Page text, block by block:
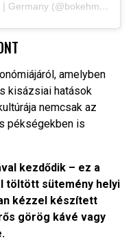
A post shared by Johannes Hulsch | Germany (@bokehm0n)
amelyben
kisázsiai hatások
nemcsak az
pékségekben is
kezdődik – ez a
töltött sütemény helyi
kézzel készített
görög kávé vagy